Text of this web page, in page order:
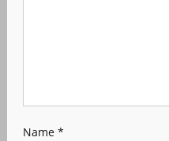
Name *